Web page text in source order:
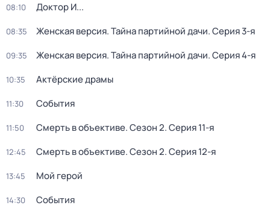
08:10 Доктор И...
08:35 Женская версия. Тайна партийной дачи. Серия 3-я
09:35 Женская версия. Тайна партийной дачи. Серия 4-я
10:35 Актёрские драмы
11:30 События
11:50 Смерть в объективе. Сезон 2. Серия 11-я
12:45 Смерть в объективе. Сезон 2. Серия 12-я
13:45 Мой герой
14:30 События